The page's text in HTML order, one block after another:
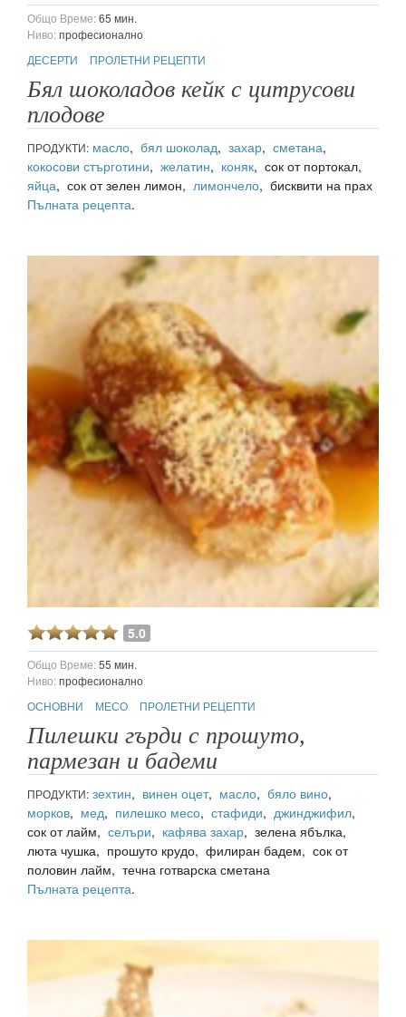
Общо Време:65 мин.
Ниво:професионално
ДЕСЕРТИ
ПРОЛЕТНИ РЕЦЕПТИ
Бял шоколадов кейк с цитрусови
плодове
ПРОДУКТИ: масло, бял шоколад, захар, сметана,
кокосови стърготини, желатин, коняк, сок от портокал,
яйца, сок от зелен лимон, лимончело, бисквити на прах
Пълната рецепта.
5.0
Общо Време:55 мин.
Ниво:професионално
ОСНОВНИ
МЕСО ПРОЛЕТНИ РЕЦЕПТИ
Пилешки гърди с прошуто,
пармезан и бадеми
ПРОДУКТИ: зехтин, винен оцет, масло, бяло вино,
морков, мед, пилешко месо, стафиди, джинджифил,
сок от лайм, селъри, кафява захар, зелена ябълка,
люта чушка, прошуто крудо, филиран бадем, сок от
половин лайм, течна готварска сметана
Пълната рецепта.